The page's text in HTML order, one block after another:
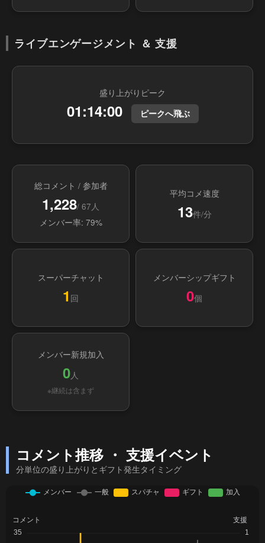
ライブエンゲージメント ＆ 支援
盛り上がりピーク
01:14:00 ピークへ飛ぶ
総コメント / 参加者
1,228/ 67人
メンバー率: 79%
平均コメ速度
13件/分
スーパーチャット
1 回
メンバーシップギフト
0個
メンバー新規加入
0人
※継続は含まず
コメント推移 ・ 支援イベント
分単位の盛り上がりとギフト発生タイミング